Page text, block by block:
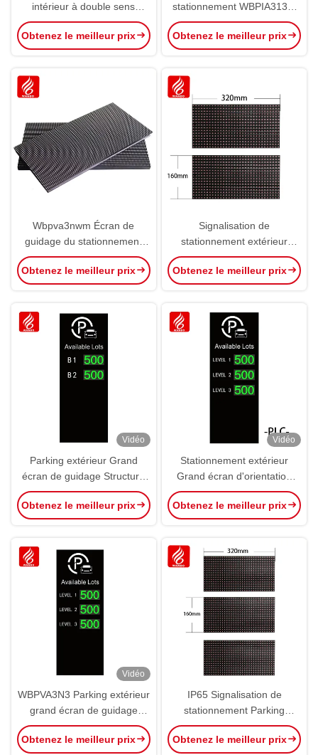
intérieur à double sens
Affichage de l'espace de
stationnement
Obtenez le meilleur prix
stationnement WBPIA313M
Écran de guidage de
stationnement
Obtenez le meilleur prix
Wbpva3nwm Écran de
guidage du stationnement
Signalisation du
stationnement
Obtenez le meilleur prix
Signalisation de
stationnement extérieur
Wbp-Va3n2m Grand écran
de guidage OEM ODM
Obtenez le meilleur prix
Vidéo
Parking extérieur Grand
écran de guidage Structure
de signalisation OEM ODM
Obtenez le meilleur prix
Vidéo
Stationnement extérieur
Grand écran d'orientation
Signalisation de
stationnement WBPVA3N3P
OEM ODM
Obtenez le meilleur prix
Vidéo
WBPVA3N3 Parking extérieur
grand écran de guidage
OEM ODM
Obtenez le meilleur prix
IP65 Signalisation de
stationnement Parking
extérieur Grand écran de
guidage OEM ODM
Obtenez le meilleur prix